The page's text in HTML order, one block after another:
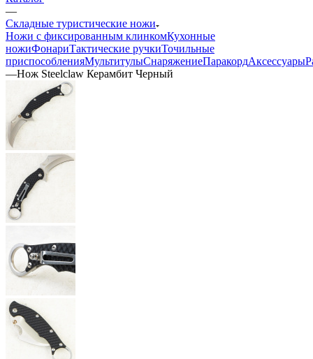
—
Складные туристические ножи
Ножи с фиксированным клинкомКухонные
ножиФонариТактические ручкиТочильные
приспособленияМультитулыСнаряжениеПаракордАксессуары
—Нож Steelclaw Керамбит Черный